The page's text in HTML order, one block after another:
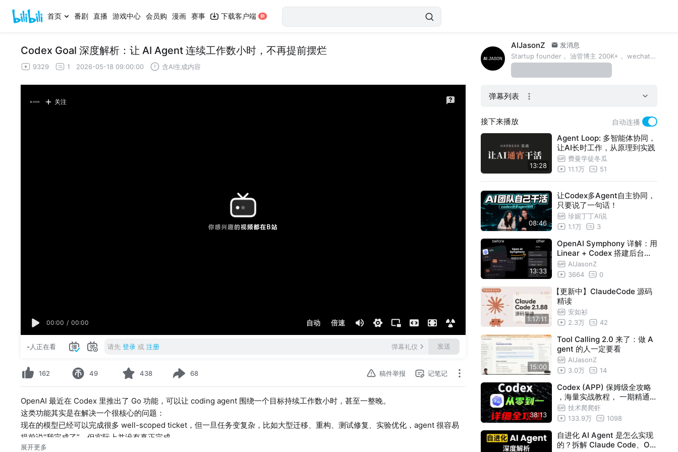
首页 番剧 直播 游戏中心 会员购 漫画 赛事 下载客户端
Codex Goal 深度解析：让 AI Agent 连续工作数小时，不再提前摆烂
9329 1 2026-05-18 09:00:00 含AI生成内容
关注
00:00 / 00:00 自动 倍速
-人正在看 请先 登录 或 注册 弹幕礼仪 发送
162 49 438 68 稿件举报 记笔记
OpenAI 最近在 Codex 里推出了 Go 功能，可以让 coding agent 围绕一个目标持续工作数小时，甚至一整晚。
这类功能其实是在解决一个很核心的问题：
现在的模型已经可以完成很多 well-scoped ticket，但一旦任务变复杂，比如大型迁移、重构、测试修复、实验优化，agent 很容易
提前说“我完成了”，但实际上并没有真正完成。
这期视频会系统拆解：
展开更多
AIJasonZ
发消息
Startup founder， 油管博主 200K+， wechat: aijasonzhou
弹幕列表
接下来播放 自动连播
13:28
Agent Loop: 多智能体协同，
让AI长时工作，从原理到实践
费曼学徒冬瓜
11.1万
51
08:46
让Codex多Agent自主协同，
只要说了一句话！
珍妮丁丁AI说
1.1万
3
13:33
OpenAI Symphony 详解：用
Linear + Codex 搭建后台自
动写代码 Agent
AIJasonZ
3664
0
1:17:11
【更新中】ClaudeCode 源码
精读
安如衫
2.3万
42
15:00
Tool Calling 2.0 来了：做 A
gent 的人一定要看
AIJasonZ
3.0万
14
38:13
Codex (APP) 保姆级全攻略
，海量实战教程， 一期精通C
odex技术爬爬虾
133.9万
1098
自进化 AI Agent 是怎么实现
的？拆解 Claude Code、Op